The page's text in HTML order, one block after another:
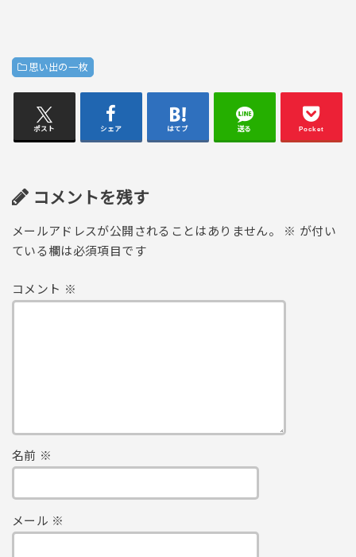
思い出の一枚
ポスト シェア はてブ 送る Pocket
コメントを残す
メールアドレスが公開されることはありません。 ※ が付い
ている欄は必須項目です
コメント ※
名前 ※
メール ※